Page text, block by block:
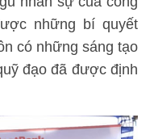
những bí quyết
có những sáng tạo
đạo đã được định